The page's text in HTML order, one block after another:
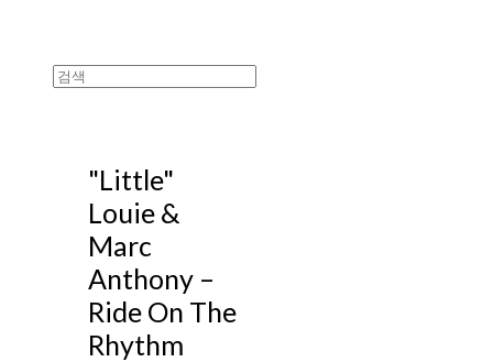
"Little"
Louie &
Marc
Anthony –
Ride On The
Rhythm